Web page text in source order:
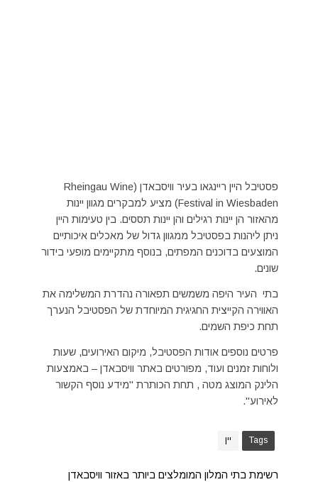
פסטיבל היין ריינגאו בעיר וויסבאדן (Rheingau Wine
Festival in Wiesbaden) מציע למבקרים מגוון יינות
מהאזור הן יינות רגילים והן יינות תססים. בין טעימות היין
ניתן ליהנות בפסטיבל ממגוון גדול של מאכלים איכותיים
המוצעים בדוכנים המפתים, בנוסף מתקיימים מופעי בידור
שונים.
בתי העיר היפה משמשים תפאורה נהדרת המשלימה את
האווירה הקייצית החגיגית המיוחדת של הפסטיבל הנערך
תחת כיפת השמים.
פרטים נוספים אודות הפסטיבל, מיקום האירועים, שעות
ולוחות זמנים ועוד, מפורטים באתר וויסבאדן – באמצעות
הלינק המוצג מטה , תחת הכותרת "מידע נוסף הקשור
לאירוע".
Tags יין
רשימת בתי המלון המומלצים ביותר באזור וויסבאדן